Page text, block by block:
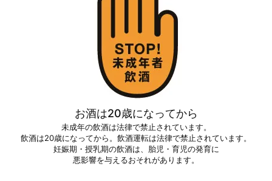
お酒は20歳になってから
未成年の飲酒は法律で禁止されています。
飲酒は20歳になってから。飲酒運転は法律で禁止されています。
妊娠期・授乳期の飲酒は、胎児・育児の発育に
悪影響を与えるおそれがあります。